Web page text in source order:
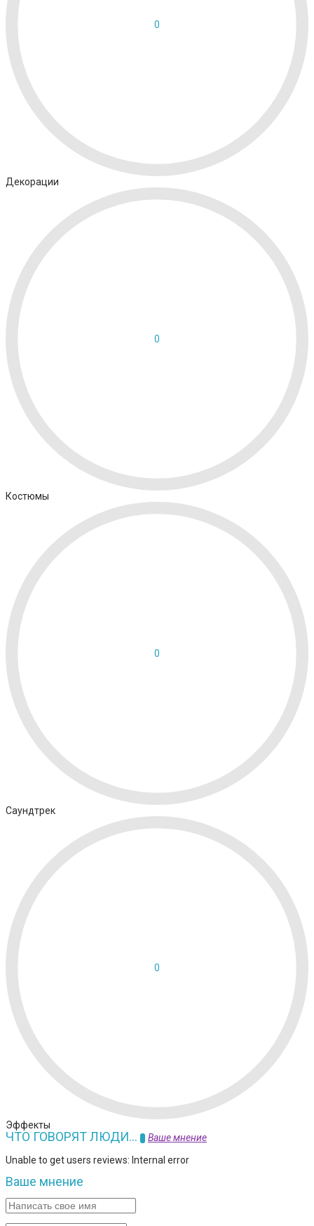
0
Декорации
0
Костюмы
0
Саундтрек
0
Эффекты
ЧТО ГОВОРЯТ ЛЮДИ...
Ваше мнение
Unable to get users reviews: Internal error
Ваше мнение